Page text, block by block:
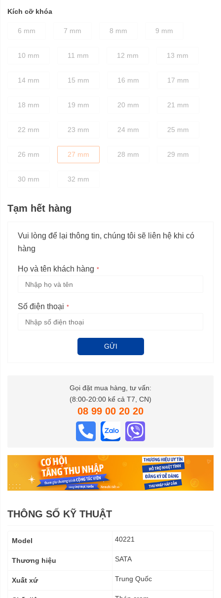
chính xác, không bị trơn trượt ngay cả khi tay bị dính dầu mỡ
Kích cỡ khóa
6 mm 7 mm 8 mm 9 mm
10 mm 11 mm 12 mm 13 mm
14 mm 15 mm 16 mm 17 mm
18 mm 19 mm 20 mm 21 mm
22 mm 23 mm 24 mm 25 mm
26 mm 27 mm 28 mm 29 mm
30 mm 32 mm
Tạm hết hàng
Vui lòng để lại thông tin, chúng tôi sẽ liên hệ khi có
hàng
Họ và tên khách hàng
Số điện thoại
GỬI
Gọi đặt mua hàng, tư vấn:
(8:00-20:00 kể cả T7, CN)
08 99 00 20 20
THÔNG SỐ KỸ THUẬT
kỹ
Model 40221
Thương hiệu SATA
Xuất xứ Trung Quốc